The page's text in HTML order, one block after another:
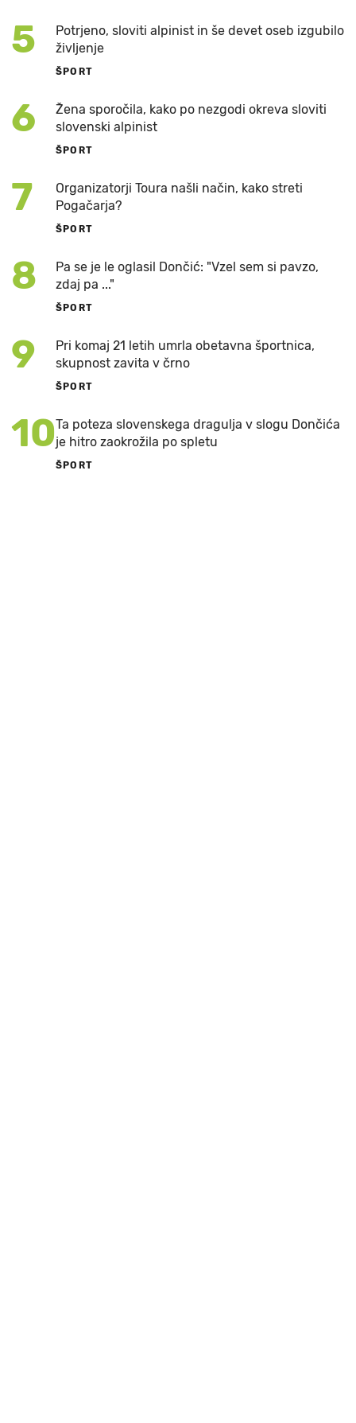
5
Potrjeno, sloviti alpinist in še devet oseb izgubilo
življenje
ŠPORT
6
Žena sporočila, kako po nezgodi okreva sloviti
slovenski alpinist
ŠPORT
7
Organizatorji Toura našli način, kako streti
Pogačarja?
ŠPORT
8
Pa se je le oglasil Dončić: "Vzel sem si pavzo,
zdaj pa ..."
ŠPORT
9
Pri komaj 21 letih umrla obetavna športnica,
skupnost zavita v črno
ŠPORT
10Ta poteza slovenskega dragulja v slogu Dončića
je hitro zaokrožila po spletu
ŠPORT